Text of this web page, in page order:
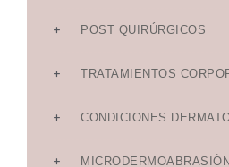
POST QUIRÚRGICOS
TRATAMIENTOS
CONDICIONES
MICRODERMOABRASIÓN